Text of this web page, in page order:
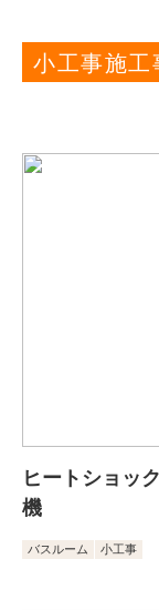
小工事施工
ヒートショッ
機
バスルーム 小工事